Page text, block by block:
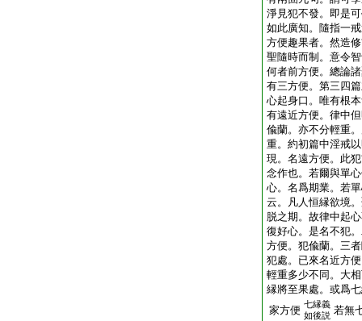
淨見犯不發。即是
如此廣知。隨指一
方便趣果者。然造
聖隨時而制。意令
何者前方便。總論
有三方便。第三四
心起身口。唯有根
有遠近方便。律中
偸蘭。亦不分輕重
重。約初篇中淫戒
現。名遠方便。此
念作也。若爾與單
心。名爲期業。若
云。凡人恒縁欲境
脱之期。故律中起
復好心。是名不犯
方便。犯偸蘭。三
犯處。已來名近方
輕重多少不同。大
縁將至果處。或爲
家方便 七縁義
如後説 若無